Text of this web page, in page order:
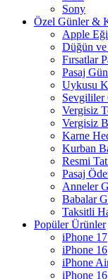
Sony
Özel Günler &
Apple
Düğün
Fırsatlar
Pasaj
Uykusu
Sevgililer
Vergisiz
Vergisiz
Karne
Kurban
Resmi
Pasaj
Anneler
Babalar
Taksitli
Popüler Ürünler
iPhone 17
iPhone 16
iPhone
iPhone